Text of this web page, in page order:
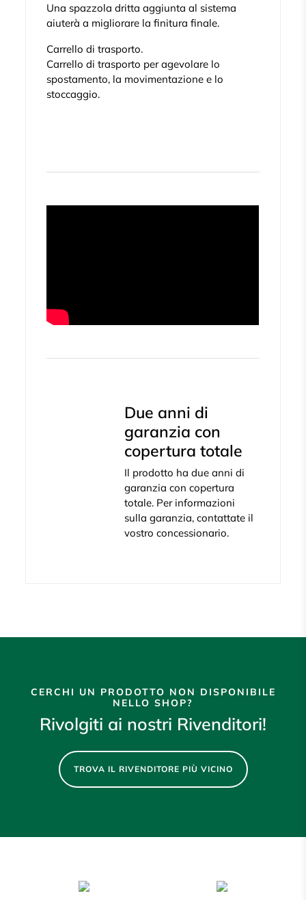
Una spazzola dritta aggiunta al sistema
aiuterà a migliorare la finitura finale.
Carrello di trasporto.
Carrello di trasporto per agevolare lo
spostamento, la movimentazione e lo
stoccaggio.
Due anni di
garanzia con
copertura totale
Il prodotto ha due anni di
garanzia con copertura
totale. Per informazioni
sulla garanzia, contattate il
vostro concessionario.
CERCHI UN PRODOTTO NON DISPONIBILE
NELLO SHOP?
Rivolgiti ai nostri Rivenditori!
TROVA IL RIVENDITORE PIÙ VICINO